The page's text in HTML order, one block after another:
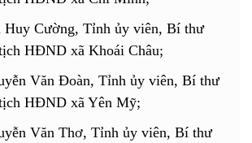
Cường, Tỉnh ủy viên, Bí thư
HĐND xã Khoái Châu;
Văn Đoàn, Tỉnh ủy viên, Bí thư
HĐND xã Yên Mỹ;
Văn Thơ, Tỉnh ủy viên, Bí thư